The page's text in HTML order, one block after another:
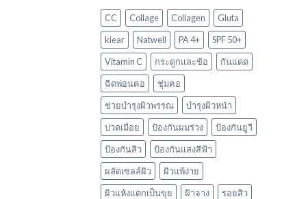
CC Collage Collagen
Gluta
kiear
Natwell PA 4+
SPF 50+
Vitamin C
กระดูกและข้อ
กันแดด
ฉีดพ่อนคอ
ชุ่มคอ
ช่วยบำรุงผิวพรรณ
บำรุงผิวหน้า
ปวดเมื่อย
ป้องกันผมร่วง
ป้องกันยูวี
ป้องกันสิว
ป้องกันแสงสีฟ้า
ผลัดเซลล์ผิว
ผิวแพ้ง่าย
ผิวแห้งแตกเป็นขุย
ฝ้าจาง
รอยสิว